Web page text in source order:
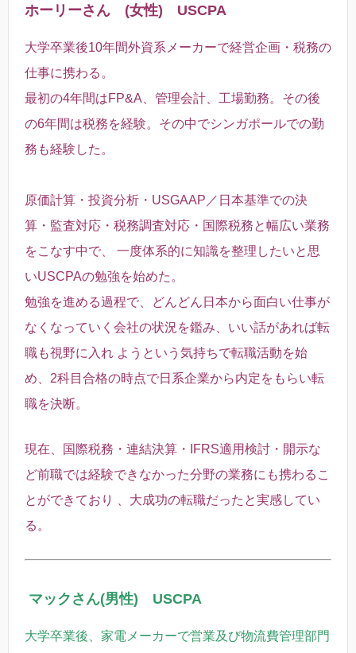
ホーリーさん (女性) USCPA
大学卒業後10年間外資系メーカーで経営企画・税務の
仕事に携わる。
最初の4年間はFP&A、管理会計、工場勤務。その後
の6年間は税務を経験。その中でシンガポールでの勤
務も経験した。
原価計算・投資分析・USGAAP／日本基準での決
算・監査対応・税務調査対応・国際税務と幅広い業務
をこなす中で、
一度体系的に知識を整理したいと思
いUSCPAの勉強を始めた。
勉強を進める過程で、どんどん日本から面白い仕事が
なくなっていく会社の状況を鑑み、いい話があれば転
職も視野に入れ ようという気持ちで転職活動を始
め、2科目合格の時点で日系企業から内定をもらい転
職を決断。
現在、国際税務・連結決算・IFRS適用検討・開示な
ど前職では経験できなかった分野の業務にも携わるこ
とができており
、大成功の転職だったと実感してい
る。
マックさん(男性) USCPA
大学卒業後、家電メーカーで営業及び物流費管理部門